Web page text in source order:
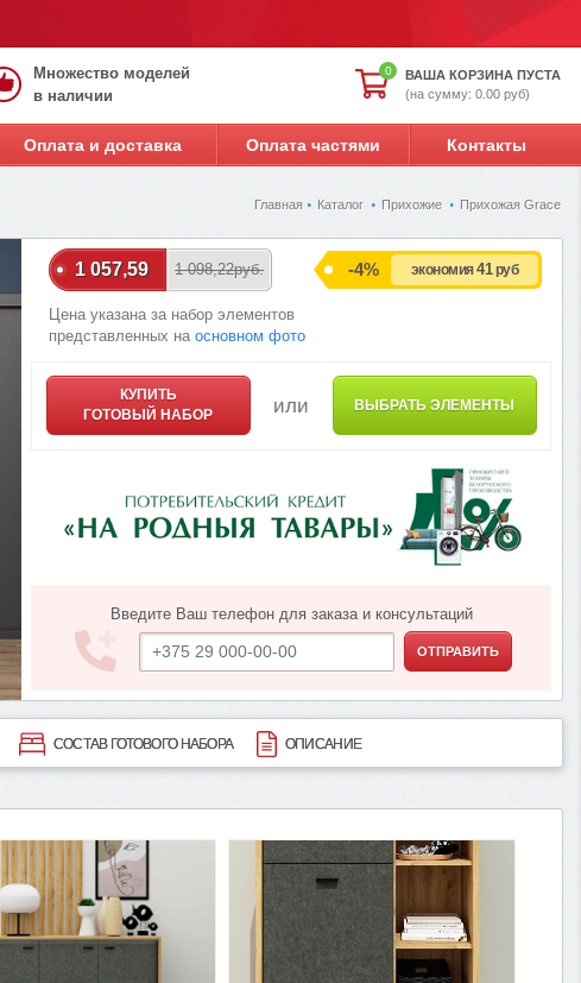
0
ВАША КОРЗИНА ПУСТА
(на сумму: 0.00 руб)
Множество моделей
в наличии
Оплата и доставка Оплата частями Контакты
Главная Каталог Прихожие Прихожая Grace
1 057,59 1 098,22руб. -4% экономия41руб
Цена указана за набор элементов
представленных наосновном фото
КУПИТЬ
ГОТОВЫЙ НАБОР
или ВЫБРАТЬ ЭЛЕМЕНТЫ
Введите Ваш телефон для заказа и консультаций
ОТПРАВИТЬ
СОСТАВ ГОТОВОГО НАБОРА ОПИСАНИЕ